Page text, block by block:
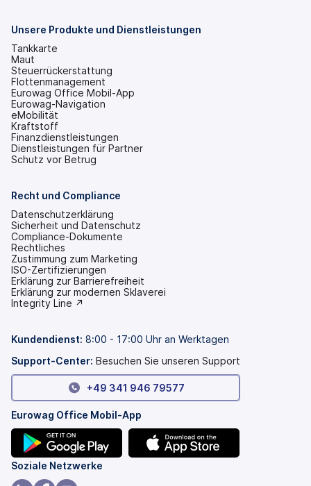
Tab
Unsere Produkte und Dienstleistungen
Tankkarte
Maut
Steuerrückerstattung
Flottenmanagement
Eurowag Office Mobil-App
Eurowag-Navigation
eMobilität
Kraftstoff
Finanzdienstleistungen
Dienstleistungen für Partner
Schutz vor Betrug
Recht und Compliance
Datenschutzerklärung
Sicherheit und Datenschutz
Compliance-Dokumente
Rechtliches
Zustimmung zum Marketing
ISO-Zertifizierungen
Erklärung zur Barrierefreiheit
(wird
in
Tab
Erklärung zur modernen Sklaverei
(wird
neuen
geöffnet)
Integrity Line ↗
Kundendienst: 8:00 - 17:00 Uhr an Werktagen
Support-Center: Besuchen Sie unseren Support
+49 341 946 79577
Eurowag Office Mobil-App
(wird
in
Soziale Netzwerke